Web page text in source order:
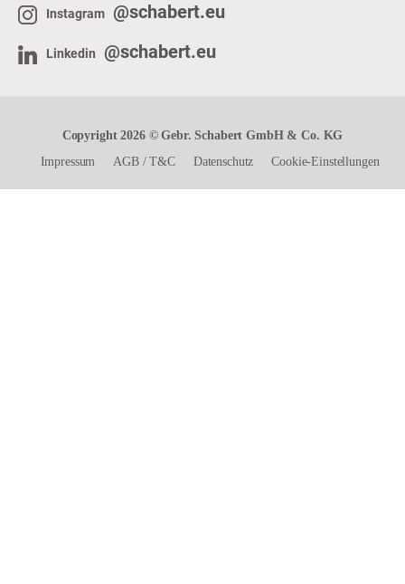
Instagram @schabert.eu
Linkedin @schabert.eu
Copyright 2026 © Gebr. Schabert GmbH & Co. KG
Impressum
AGB/T&C Datenschutz Cookie-Einstellungen